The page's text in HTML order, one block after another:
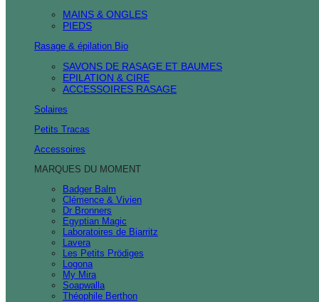
MAINS & ONGLES
PIEDS
Rasage & épilation Bio
SAVONS DE RASAGE ET BAUMES
EPILATION & CIRE
ACCESSOIRES RASAGE
Solaires
Petits Tracas
Accessoires
MARQUES DU MOMENT
Badger Balm
Clémence & Vivien
Dr Bronners
Egyptian Magic
Laboratoires de Biarritz
Lavera
Les Petits Prödiges
Logona
My Mira
Soapwalla
Théophile Berthon